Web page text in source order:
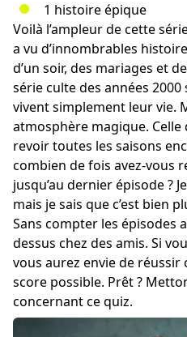
1 histoire épique
Voilà l’ampleur de cette
a vu d’innombrables
d’un soir, des mariages et
série culte des années
vivent simplement leur vie.
atmosphère magique.
revoir toutes les saisons
combien de fois avez-vous
jusqu’au dernier épisode ?
mais je sais que c’est bien
Sans compter les épisodes
dessus chez des amis. Si
vous aurez envie de réussir
score possible. Prêt ?
concernant ce quiz.